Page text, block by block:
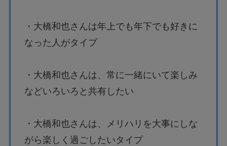
・大橋和也さんは年上でも年下でも好きに
なった人がタイプ
・大橋和也さんは、常に一緒にいて楽しみ
などいろいろと共有したい
・大橋和也さんは、メリハリを大事にしな
がら楽しく過ごしたいタイプ